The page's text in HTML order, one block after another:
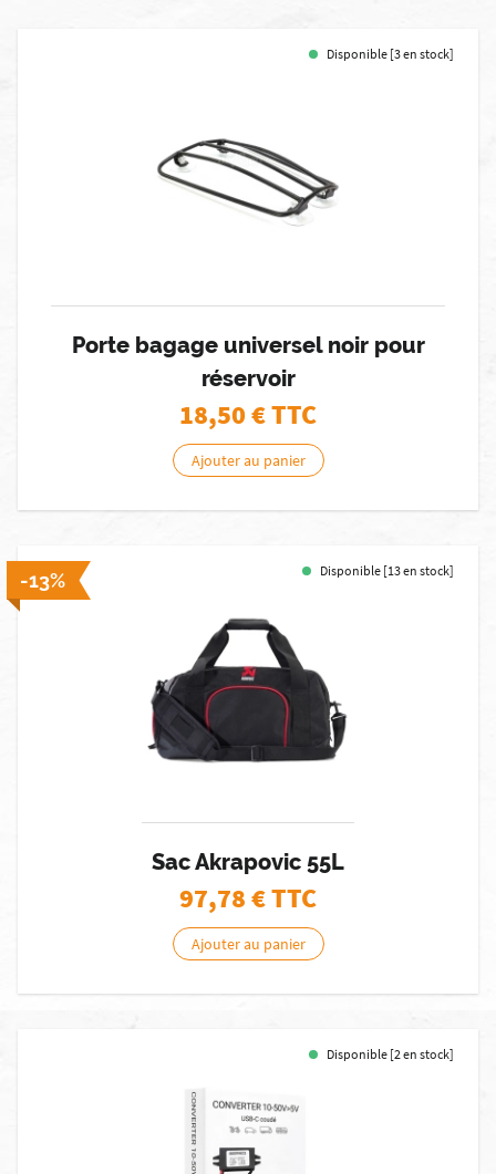
Disponible [3 en stock]
Porte bagage universel noir pour
réservoir
18,50€ TTC
Ajouter au panier
-13% Disponible [13 en stock]
Sac Akrapovic 55L
97,78€ TTC
Ajouter au panier
Disponible [2 en stock]